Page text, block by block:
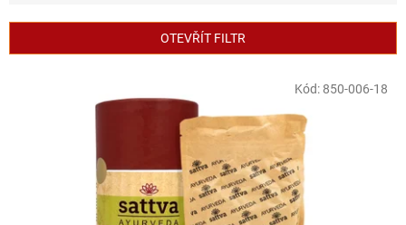
r
OTEVŘÍT FILTR
Kód: 850-006-18